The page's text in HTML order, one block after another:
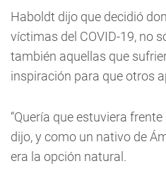
Haboldt dijo que decidió
víctimas del COVID-19, no
también aquellas que
inspiración para que otros
“Quería que estuviera
dijo, y como un nativo de
era la opción natural.